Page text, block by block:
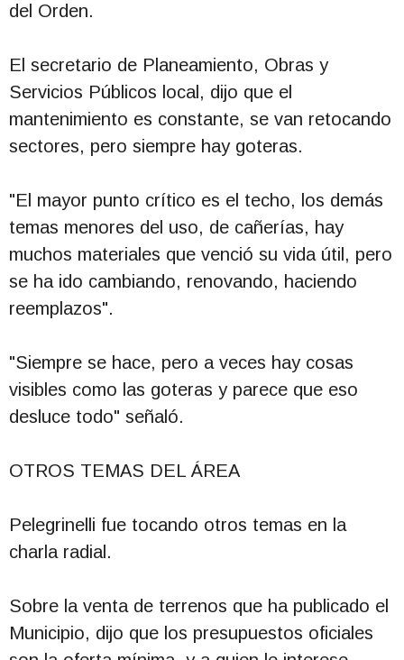
del Orden.
El secretario de Planeamiento, Obras y
Servicios Públicos local, dijo que el
mantenimiento es constante, se van retocando
sectores, pero siempre hay goteras.
"El mayor punto crítico es el techo, los demás
temas menores del uso, de cañerías, hay
muchos materiales que venció su vida útil, pero
se ha ido cambiando, renovando, haciendo
reemplazos".
"Siempre se hace, pero a veces hay cosas
visibles como las goteras y parece que eso
desluce todo" señaló.
OTROS TEMAS DEL ÁREA
Pelegrinelli fue tocando otros temas en la
charla radial.
Sobre la venta de terrenos que ha publicado el
Municipio, dijo que los presupuestos oficiales